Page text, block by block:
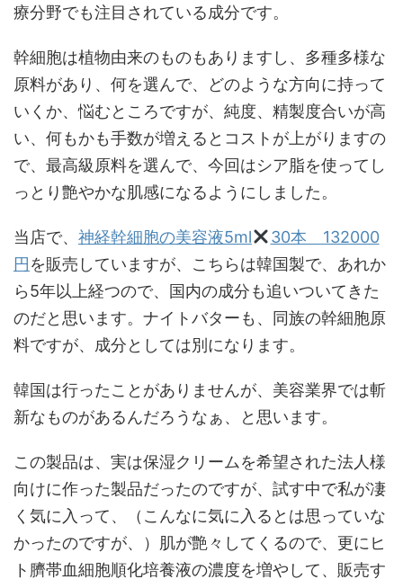
療分野でも注目されている成分です。
幹細胞は植物由来のものもありますし、多種多様な
原料があり、何を選んで、どのような方向に持って
いくか、悩むところですが、純度、精製度合いが高
い、何もかも手数が増えるとコストが上がりますの
で、最高級原料を選んで、今回はシア脂を使ってし
っとり艶やかな肌感になるようにしました。
当店で、 神経幹細胞の美容液5ml
30本 132000
円を販売していますが、こちらは韓国製で、あれか
ら5年以上経つので、国内の成分も追いついてきた
のだと思います。ナイトバターも、同族の幹細胞原
料ですが、成分としては別になります。
韓国は行ったことがありませんが、美容業界では斬
新なものがあるんだろうなぁ、と思います。
この製品は、実は保湿クリームを希望された法人様
向けに作った製品だったのですが、試す中で私が凄
く気に入って、（こんなに気に入るとは思っていな
かったのですが、）肌が艶々してくるので、更にヒ
ト臍帯血細胞順化培養液の濃度を増やして、販売す